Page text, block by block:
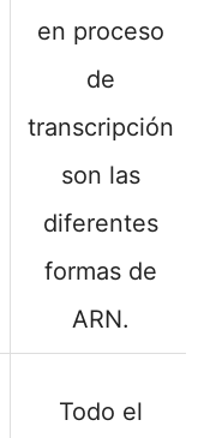
en proceso
de
transcripción
son las
diferentes
formas de
ARN.
Todo el